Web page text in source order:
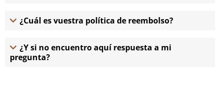
¿Cuál es vuestra política de reembolso?
¿Y si no encuentro aquí respuesta a mi
pregunta?